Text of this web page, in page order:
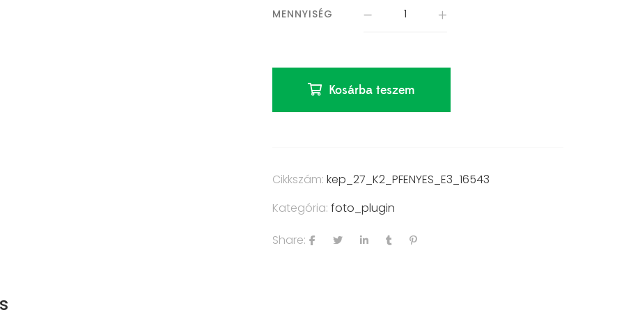
MENNYISÉG
Kosárba teszem
Cikkszám:kep_27_K2_PFENYES_E3_16543
Kategória:foto_plugin
Share: